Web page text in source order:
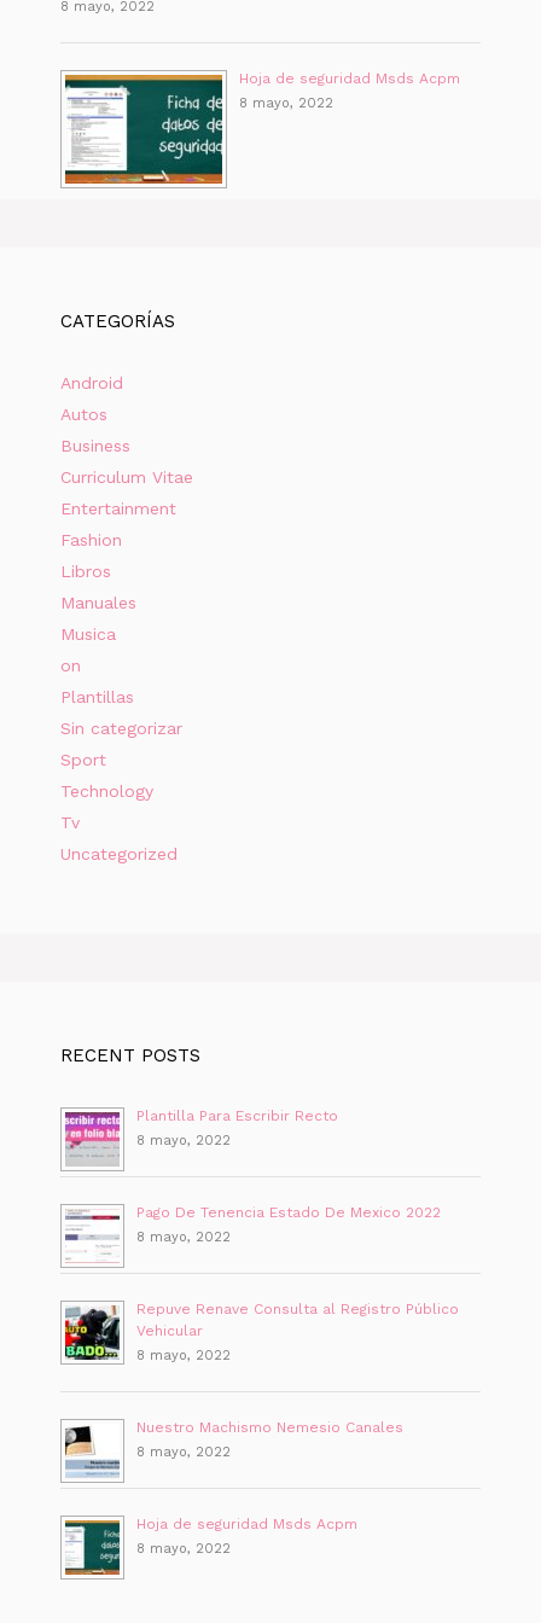
8 mayo, 2022
Hoja de seguridad Msds Acpm
8 mayo, 2022
CATEGORÍAS
Android
Autos
Business
Curriculum Vitae
Entertainment
Fashion
Libros
Manuales
Musica
on
Plantillas
Sin categorizar
Sport
Technology
Tv
Uncategorized
RECENT POSTS
Plantilla Para Escribir Recto
8 mayo, 2022
Pago De Tenencia Estado De Mexico 2022
8 mayo, 2022
Repuve Renave Consulta al Registro Público
Vehicular
8 mayo, 2022
Nuestro Machismo Nemesio Canales
8 mayo, 2022
Hoja de seguridad Msds Acpm
8 mayo, 2022